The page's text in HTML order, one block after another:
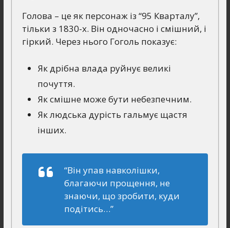
Голова – це як персонаж із “95 Кварталу”,
тільки з 1830-х. Він одночасно і смішний, і
гіркий. Через нього Гоголь показує:
Як дрібна влада руйнує великі
почуття.
Як смішне може бути небезпечним.
Як людська дурість гальмує щастя
інших.
“Він упав навколішки,
благаючи прощення, не
знаючи, що зробити, куди
подітись…”